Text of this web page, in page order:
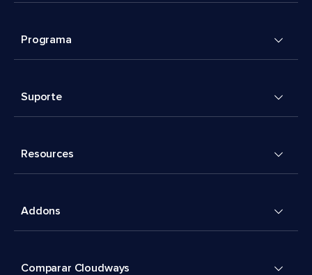
Programa
Suporte
Resources
Addons
Comparar Cloudways